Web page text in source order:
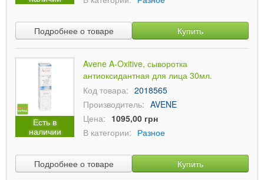
Подробнее о товаре Купить
Есть в
наличии
Avene A-Oxitive, сыворотка
антиоксидантная для лица 30мл.
Код товара: 2018565
Производитель: AVENE
Цена: 1095,00 грн
В категории: Разное
Подробнее о товаре Купить